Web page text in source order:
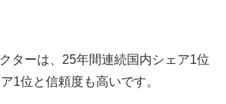
ターは、25年間連続国内シェア1位
1位と信頼度も高いです。